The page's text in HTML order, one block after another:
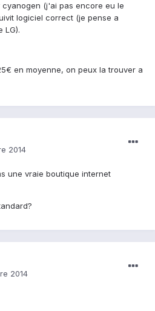
(j'ai pas encore eu le
logiciel correct (je pense a
LG).
en moyenne, on peux la trouver a
2014
une vraie boutique internet
2014